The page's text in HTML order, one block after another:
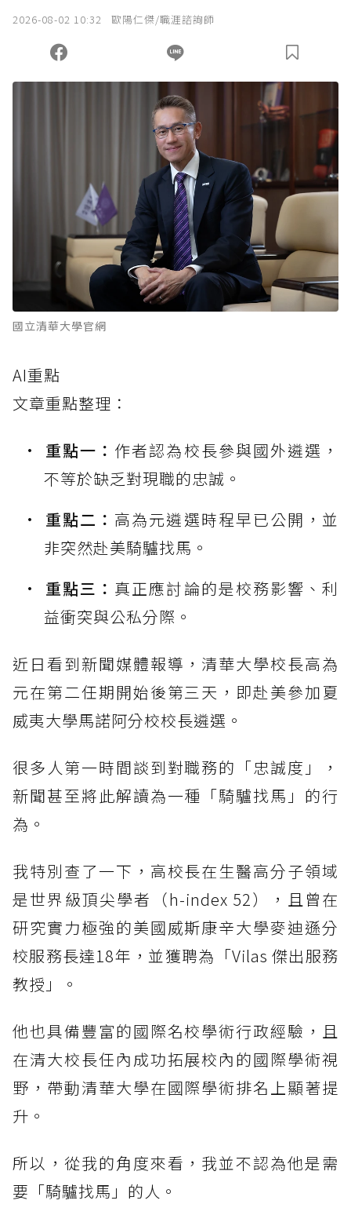
您當前剩餘 U 利點數：0點；前往 購買點數
2026-08-02 10:32 歐陽仁傑/職涯諮詢師
國立清華大學官網
AI重點
文章重點整理：
重點一： 作者認為校長參與國外遴選，
不等於缺乏對現職的忠誠。
重點二： 高為元遴選時程早已公開，並
非突然赴美騎驢找馬。
重點三： 真正應討論的是校務影響、利
益衝突與公私分際。
近日看到新聞媒體報導，清華大學校長高為
元在第二任期開始後第三天，即赴美參加夏
威夷大學馬諾阿分校校長遴選。
很多人第一時間談到對職務的「忠誠度」，
新聞甚至將此解讀為一種「騎驢找馬」的行
為。
我特別查了一下，高校長在生醫高分子領域
是世界級頂尖學者（h-index 52），且曾在
研究實力極強的美國威斯康辛大學麥迪遜分
校服務長達18年，並獲聘為「Vilas 傑出服務
教授」。
他也具備豐富的國際名校學術行政經驗，且
在清大校長任內成功拓展校內的國際學術視
野，帶動清華大學在國際學術排名上顯著提
升。
所以，從我的角度來看，我並不認為他是需
要「騎驢找馬」的人。